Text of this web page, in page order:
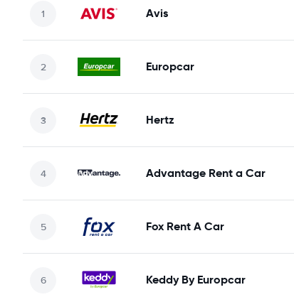
Avis
Europcar
Hertz
Advantage Rent a Car
Fox Rent A Car
Keddy By Europcar